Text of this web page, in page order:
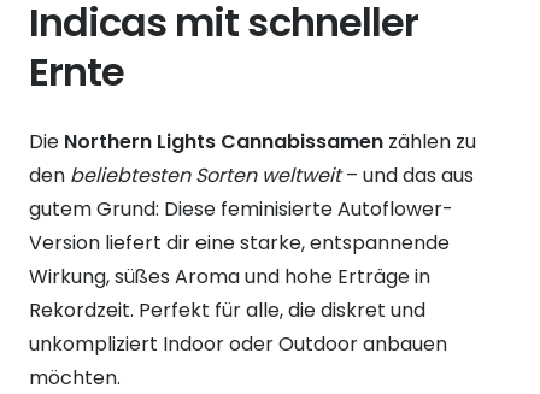
Indicas mit schneller
Ernte
Die Northern Lights Cannabissamen zählen zu
den beliebtesten Sorten weltweit– und das aus
gutem Grund: Diese feminisierte Autoflower-
Version liefert dir eine starke, entspannende
Wirkung, süßes Aroma und hohe Erträge in
Rekordzeit. Perfekt für alle, die diskret und
unkompliziert Indoor oder Outdoor anbauen
möchten.